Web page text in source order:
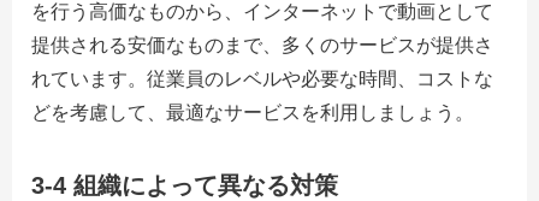
を行う高価なものから、インターネットで動画として
提供される安価なものまで、多くのサービスが提供さ
れています。従業員のレベルや必要な時間、コストな
どを考慮して、最適なサービスを利用しましょう。
3-4 組織によって異なる対策